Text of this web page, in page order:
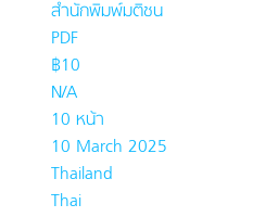
สำนักพิมพ์มติชน
PDF
฿10
N/A
10 หน้า
10 March 2025
Thailand
Thai